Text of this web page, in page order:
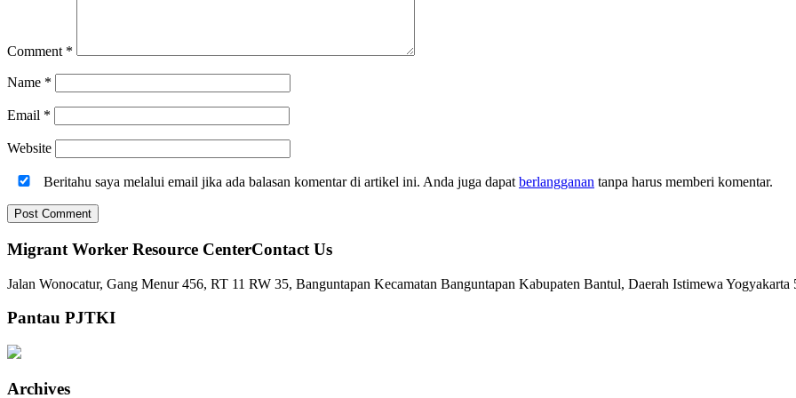
Comment *
Name *
Email *
Website
Beritahu saya melalui email jika ada balasan komentar di artikel ini. Anda juga dapat berlangganan tanpa harus memberi komentar.
Migrant Worker Resource CenterContact Us
Jalan Wonocatur, Gang Menur 456, RT 11 RW 35, Banguntapan Kecamatan Banguntapan Kabupaten Bantul, Daerah Istimewa
Pantau PJTKI
Archives